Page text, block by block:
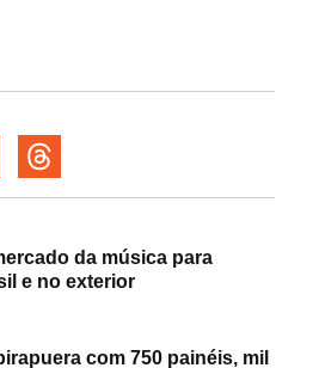
da música para
e no exterior
com 750 painéis, mil